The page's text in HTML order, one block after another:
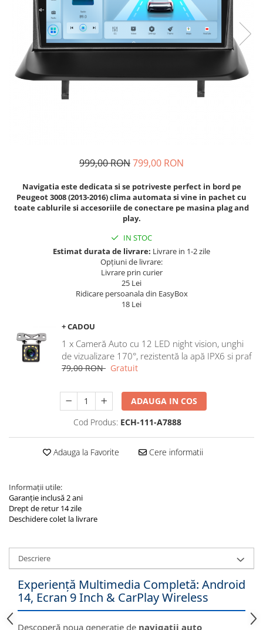
Navigatii Fiat
Navigatii Nissan
Navigatii Citroen
Navigatii Suzuki
Navigatii Mitsubishi
Navigatii Mazda
Navigatii Chevrolet
Navigatii Honda
Navigatii Porsche
Navigatii Land Rover
999,00 RON799,00 RON
Navigatia este dedicata si se potriveste perfect in bord pe
Peugeot 3008 (2013-2016) clima automata si vine in pachet cu
toate cablurile si accesoriile de conectare pe masina plag and
play.
IN STOC
Estimat durata de livrare: Livrare in 1-2 zile
Opțiuni de livrare:
Livrare prin curier
25 Lei
Ridicare persoanala din EasyBox
18 Lei
+ CADOU
1 x Cameră Auto cu 12 LED night vision, unghi
de vizualizare 170°, rezistentă la apă IPX6 si praf
79,00 RON Gratuit
ADAUGA IN COS
Cod Produs: ECH-111-A7888
Adauga la Favorite Cere informatii
Informații utile:
Garanție inclusă 2 ani
Drept de retur 14 zile
Deschidere colet la livrare
Descriere
Experiență Multimedia Completă: Android
14, Ecran 9 Inch & CarPlay Wireless
Descoperă noua generație de navigații auto